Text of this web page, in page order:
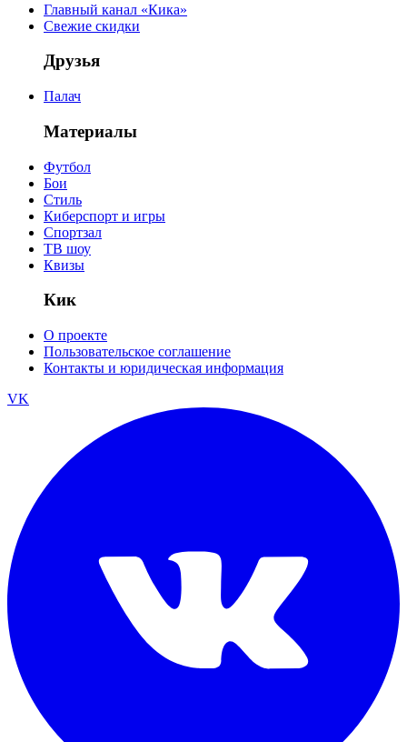
Главный канал «Кика»
Свежие скидки
Друзья
Палач
Материалы
Футбол
Бои
Стиль
Киберспорт и игры
Спортзал
ТВ шоу
Квизы
Кик
О проекте
Пользовательское соглашение
Контакты и юридическая информация
VK